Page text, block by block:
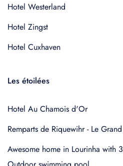
Hotel Westerland
Hotel Zingst
Hotel Cuxhaven
Les étoilées
Hotel Au Chamois d'Or
Remparts de Riquewihr - Le
Awesome home in Lourinha with